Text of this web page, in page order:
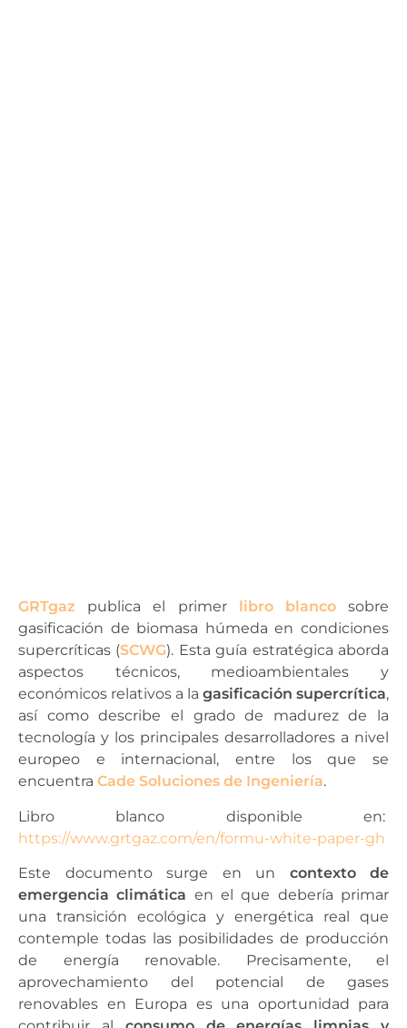
GRTgaz publica el primer libro blancosobre
gasificación de biomasa húmeda en condiciones
supercríticas (SCWG). Esta guía estratégica aborda
aspectos técnicos, medioambientales y
económicos relativos a la gasificación supercrítica,
así como describe el grado de madurez de la
tecnología y los principales desarrolladores a nivel
europeo e internacional, entre los que se
encuentra Cade Soluciones de Ingeniería.
Libro blanco disponible en:
https://www.grtgaz.com/en/formu-white-paper-gh
Este documento surge en un contexto de
emergencia climática en el que debería primar
una transición ecológica y energética real que
contemple todas las posibilidades de producción
de energía renovable. Precisamente, el
aprovechamiento del potencial de gases
renovables en Europa es una oportunidad para